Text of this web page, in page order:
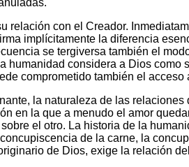
con el Creador.
implícitamente la diferencia
se tergiversa también el
considera a Dios como
comprometido también el acceso
la naturaleza de las
en la que a menudo el amor
el otro. La historia de la
de la carne, la
de Dios, exige la relación